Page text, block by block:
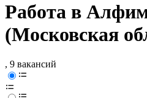
Работа в
(Московская
, 9 вакансий